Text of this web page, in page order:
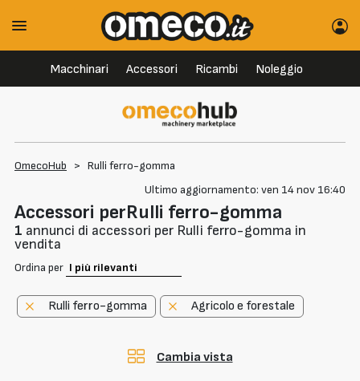
Macchinari Accessori Ricambi Noleggio
OmecoHub > Rulli ferro-gomma
Ultimo aggiornamento: ven 14 nov 16:40
Accessori perRulli ferro-gomma
1 annunci di accessori per Rulli ferro-gomma in
vendita
Ordina per
Rulli ferro-gomma Agricolo e forestale
Cambia vista